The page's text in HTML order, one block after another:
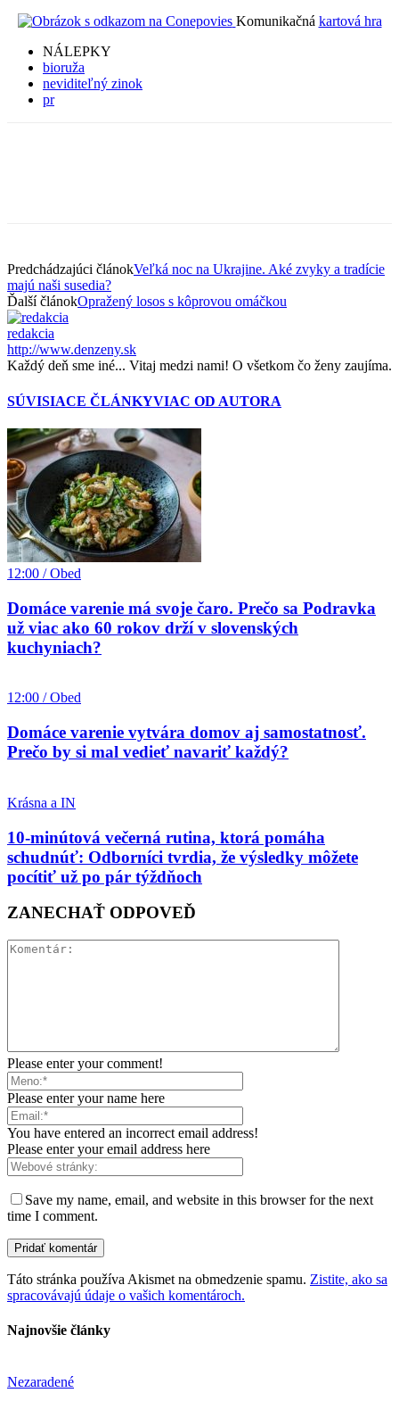
Komunikačná kartová hra
NÁLEPKY
bioruža
neviditeľný zinok
pr
Predchádzajúci článokVeľká noc na Ukrajine. Aké zvyky a tradície
majú naši susedia?
Ďalší článokOpražený losos s kôprovou omáčkou
redakcia
http://www.denzeny.sk
Každý deň sme iné... Vitaj medzi nami! O všetkom čo ženy zaujíma.
SÚVISIACE ČLÁNKYVIAC OD AUTORA
12:00 / Obed
Domáce varenie má svoje čaro. Prečo sa Podravka
už viac ako 60 rokov drží v slovenských
kuchyniach?
12:00 / Obed
Domáce varenie vytvára domov aj samostatnosť.
Prečo by si mal vedieť navariť každý?
Krásna a IN
10-minútová večerná rutina, ktorá pomáha
schudnúť: Odborníci tvrdia, že výsledky môžete
pocítiť už po pár týždňoch
ZANECHAŤ ODPOVEĎ
Please enter your comment!
Please enter your name here
You have entered an incorrect email address!
Please enter your email address here
Save my name, email, and website in this browser for the next
time I comment.
Táto stránka používa Akismet na obmedzenie spamu. Zistite, ako sa
spracovávajú údaje o vašich komentároch.
Najnovšie články
Nezaradené